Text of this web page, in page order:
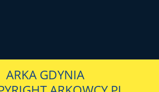
ARKA GDYNIA